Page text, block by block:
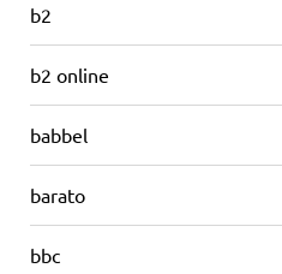
b2
b2 online
babbel
barato
bbc